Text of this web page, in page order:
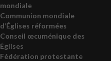
mondiale
Communion mondiale
d’Églises réformées
Conseil œcuménique des
Églises
Fédération protestante